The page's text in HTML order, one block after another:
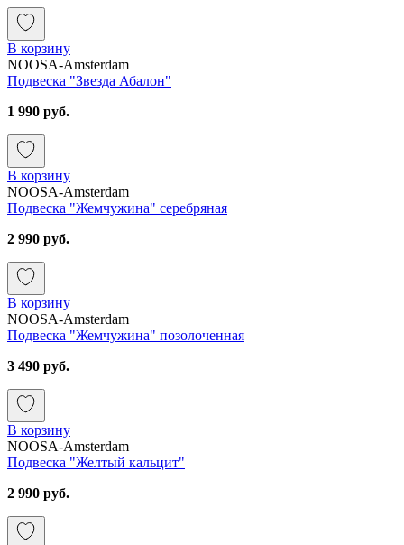
В корзину
NOOSA-Amsterdam
Подвеска "Звезда Абалон"
1 990 руб.
В корзину
NOOSA-Amsterdam
Подвеска "Жемчужина" серебряная
2 990 руб.
В корзину
NOOSA-Amsterdam
Подвеска "Жемчужина" позолоченная
3 490 руб.
В корзину
NOOSA-Amsterdam
Подвеска "Желтый кальцит"
2 990 руб.